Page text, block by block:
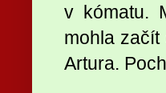
v kómatu.
mohla začít
Artura.